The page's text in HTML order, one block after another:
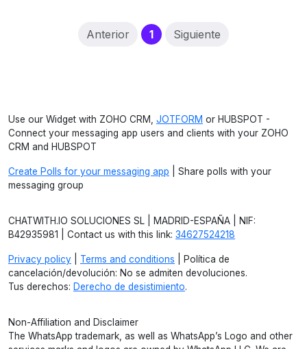
Anterior 1(current)
Siguiente
Use our Widget with ZOHO CRM, JOTFORM or HUBSPOT -
Connect your messaging app users and clients with your ZOHO
CRM and HUBSPOT
Create Polls for your messaging app | Share polls with your
messaging group
CHATWITH.IO SOLUCIONES SL | MADRID-ESPAÑA | NIF:
B42935981 | Contact us with this link: 34627524218
Privacy policy Terms and conditions | Política de
cancelación/devolución: No se admiten devoluciones.
Tus derechos: Derecho de desistimiento.
Non-Affiliation and Disclaimer
The WhatsApp trademark, as well as WhatsApp’s Logo and other